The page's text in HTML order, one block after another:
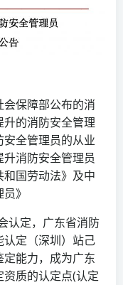
保障部公布的消
的消防安全管理
全管理员的从业
消防安全管理员
国劳动法》及中
》
认定，广东省消防
定（深圳）站己
能力，成为广东
质的认定点(认定